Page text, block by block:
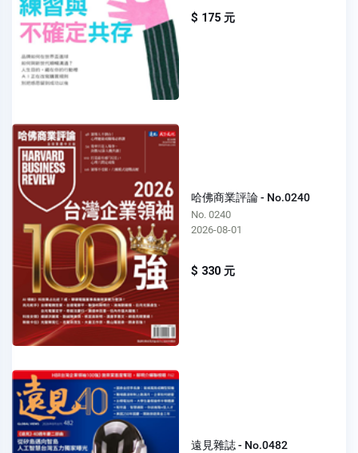
$ 175 元
哈佛商業評論 - No.0240
No. 0240
2026-08-01
$ 330 元
遠見雜誌 - No.0482